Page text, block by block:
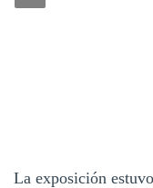
La exposición